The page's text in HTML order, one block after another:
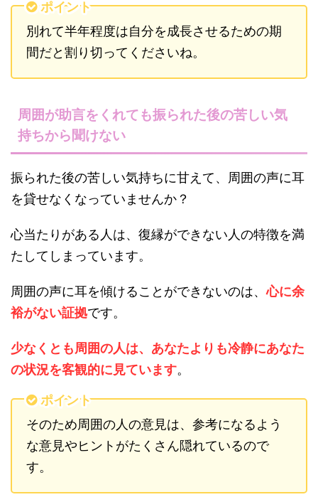
ポイント
別れて半年程度は自分を成長させるための期
間だと割り切ってくださいね。
周囲が助言をくれても振られた後の苦しい気
持ちから聞けない
振られた後の苦しい気持ちに甘えて、周囲の声に耳
を貸せなくなっていませんか？
心当たりがある人は、復縁ができない人の特徴を満
たしてしまっています。
周囲の声に耳を傾けることができないのは、心に余
裕がない証拠です。
少なくとも周囲の人は、あなたよりも冷静にあなた
の状況を客観的に見ています。
ポイント
そのため周囲の人の意見は、参考になるよう
な意見やヒントがたくさん隠れているので
す。